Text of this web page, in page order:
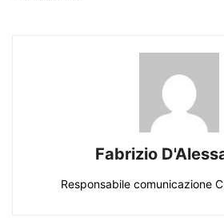
Fabrizio
Responsabile comunicazione